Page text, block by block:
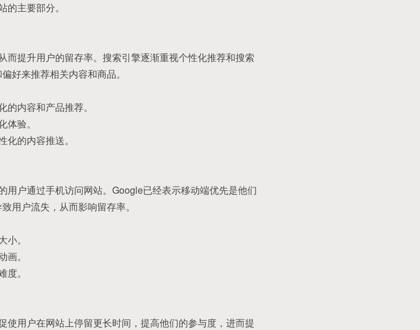
主要部分。
提升用户的留存率。搜索引擎逐渐重视个性化推荐和搜索
好来推荐相关内容和商品。
内容和产品推荐。
验。
的内容推送。
用户通过手机访问网站。Google已经表示移动端优先是他们
用户流失，从而影响留存率。
。
。
。
用户在网站上停留更长时间，提高他们的参与度，进而提